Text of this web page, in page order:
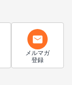
メルマガ
登録